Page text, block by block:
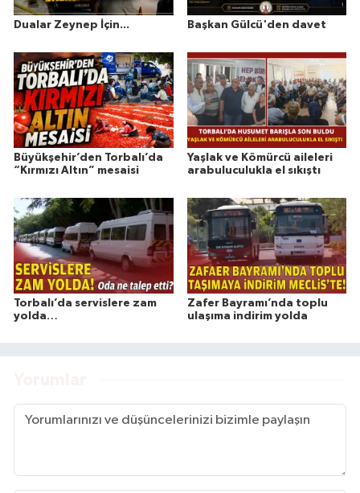
Dualar Zeynep İçin... Başkan Gülcü'den davet
Büyükşehir’den Torbalı’da
“Kırmızı Altın” mesaisi
Yaşlak ve Kömürcü aileleri
arabuluculukla el sıkıştı
Torbalı’da servislere zam
yolda…
Zafer Bayramı’nda toplu
ulaşıma indirim yolda